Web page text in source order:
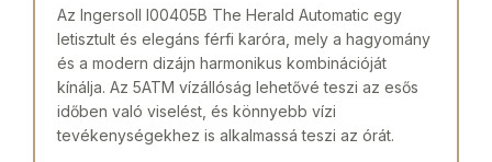
Az Ingersoll I00405B The Herald Automatic egy
letisztult és elegáns férfi karóra, mely a hagyomány
és a modern dizájn harmonikus kombinációját
kínálja. Az 5ATM vízállóság lehetővé teszi az esős
időben való viselést, és könnyebb vízi
tevékenységekhez is alkalmassá teszi az órát.